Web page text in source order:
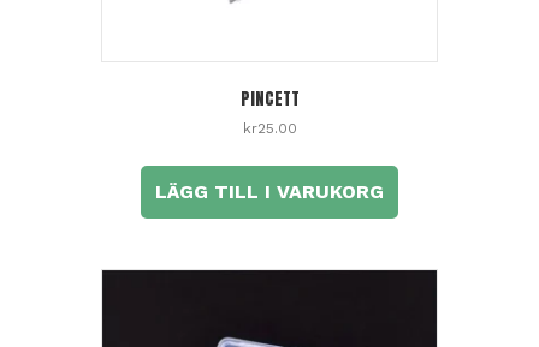
PINCETT
kr25.00
LÄGG TILL I VARUKORG